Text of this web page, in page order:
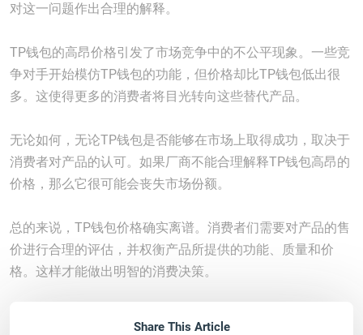
对这一问题作出合理的解释。
TP钱包的高昂价格引发了市场竞争中的不公平现象。一些竞
争对手开始模仿TP钱包的功能，但价格却比TP钱包低出很
多。这使得更多的消费者将目光转向这些替代产品。
无论如何，无论TP钱包是否能够在市场上取得成功，取决于
消费者对产品的认可。如果厂商不能合理解释TP钱包高昂的
价格，那么它很可能会丧失市场份额。
总的来说，TP钱包价格确实离谱。消费者们需要对产品的售
价进行合理的评估，并权衡产品所提供的功能、质量和价
格。这样才能做出明智的消费决策。
Share This Article